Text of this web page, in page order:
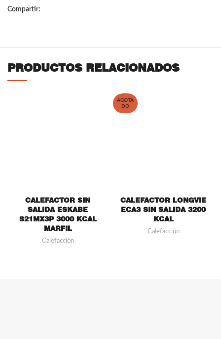
Compartir:
PRODUCTOS RELACIONADOS
CALEFACTOR SIN
SALIDA ESKABE
S21MX3P 3000 KCAL
MARFIL
Calefacción
AGOTA
DO
CALEFACTOR LONGVIE
ECA3 SIN SALIDA 3200
KCAL
Calefacción